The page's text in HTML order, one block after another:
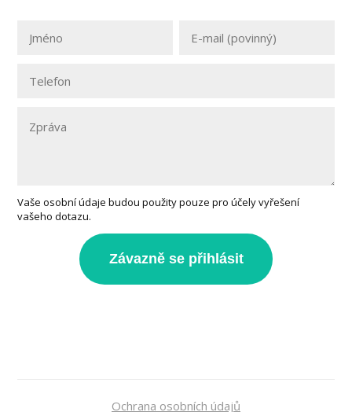
Vaše osobní údaje budou použity pouze pro účely vyřešení
vašeho dotazu.
Závazně se přihlásit
Ochrana osobních údajů